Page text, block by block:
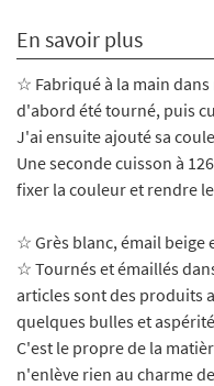
En savoir plus
☆ Fabriqué à la main
d'abord été tourné, puis
J'ai ensuite ajouté sa
Une seconde cuisson à
fixer la couleur et rendre
☆ Grès blanc, émail beige
☆ Tournés et émaillés
articles sont des produits
quelques bulles et
C'est le propre de la
n'enlève rien au charme